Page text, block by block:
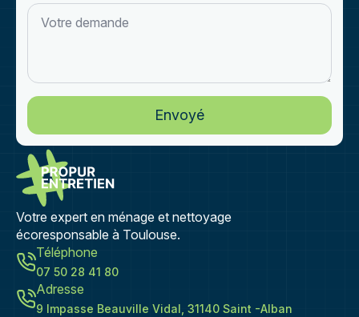
Votre expert en ménage et nettoyage
écoresponsable à Toulouse.
Téléphone
07 50 28 41 80
Adresse
9 Impasse Beauville Vidal, 31140 Saint -Alban
Votre
demande
Envoyé